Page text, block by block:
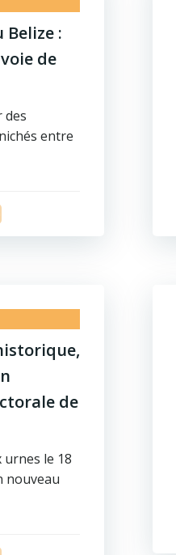
:
de
des
entre
de
urnes le 18
nouveau